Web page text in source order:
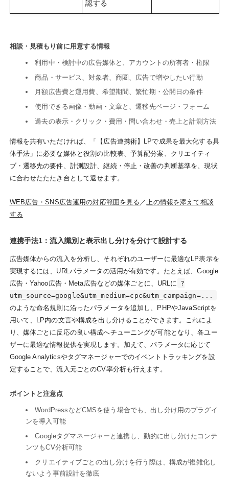
認する
相談・見積もり前に用意する情報
利用中・検討中の広告媒体と、アカウントの所有者・権限
商品・サービス、対象者、商圏、広告で増やしたい行動
月額広告費と運用費、希望期間、繁忙期・公開日の条件
使用できる画像・動画・文章と、遷移先ページ・フォーム
過去の表示・クリック・費用・問い合わせ・売上と計測方法
情報を共有いただければ、「【広告連携術】LPで成果を最大化する具
体手法」に必要な媒体と役割の比較表、予算配分案、クリエイティ
ブ・遷移先の要件、計測設計、継続・停止・改善の判断基準を、現状
に合わせたたたき台として返せます。
WEB広告・SNS広告運用の対応範囲を見る ／ 上の情報を添えて相談
する
連携手法1：流入識別と表示出し分けを分けて設計する
広告媒体からの流入を分析し、それぞれのユーザーに最適なLP表示を
実現するには、URLパラメータの活用が有効です。たとえば、Google
広告・Yahoo広告・Meta広告などの媒体ごとに、URLに
?
utm_source=google&utm_medium=cpc&utm_campaign=...
のような命名規則に沿ったパラメータを追加し、PHPやJavaScriptを
用いて、LP内の文言や構成を出し分けることができます。これによ
り、媒体ごとに反応の良い構成へチューニングが可能となり、各ユー
ザーに最適な情報提供を実現します。加えて、パラメータに応じて
Google Analyticsやタグマネージャーでのイベントトラッキングを設
定することで、流入元ごとのCV率分析も行えます。
ポイントと注意点
WordPressなどCMSを使う場合でも、出し分け用のプラグイ
ンを導入可能
Googleタグマネージャーと連携し、動的に出し分けたコンテ
ンツもCV分析可能
クリエイティブごとの出し分けを行う際は、構成が複雑化し
ないよう事前設計を徹底